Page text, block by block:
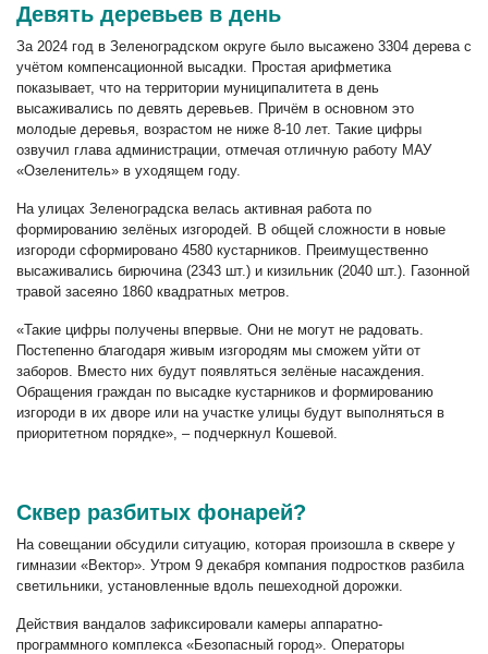
Девять деревьев в день
За 2024 год в Зеленоградском округе было высажено 3304 дерева с
учётом компенсационной высадки. Простая арифметика
показывает, что на территории муниципалитета в день
высаживались по девять деревьев. Причём в основном это
молодые деревья, возрастом не ниже 8-10 лет. Такие цифры
озвучил глава администрации, отмечая отличную работу МАУ
«Озеленитель» в уходящем году.
На улицах Зеленоградска велась активная работа по
формированию зелёных изгородей. В общей сложности в новые
изгороди сформировано 4580 кустарников. Преимущественно
высаживались бирючина (2343 шт.) и кизильник (2040 шт.). Газонной
травой засеяно 1860 квадратных метров.
«Такие цифры получены впервые. Они не могут не радовать.
Постепенно благодаря живым изгородям мы сможем уйти от
заборов. Вместо них будут появляться зелёные насаждения.
Обращения граждан по высадке кустарников и формированию
изгороди в их дворе или на участке улицы будут выполняться в
приоритетном порядке», – подчеркнул Кошевой.
Сквер разбитых фонарей?
На совещании обсудили ситуацию, которая произошла в сквере у
гимназии «Вектор». Утром 9 декабря компания подростков разбила
светильники, установленные вдоль пешеходной дорожки.
Действия вандалов зафиксировали камеры аппаратно-
программного комплекса «Безопасный город». Операторы